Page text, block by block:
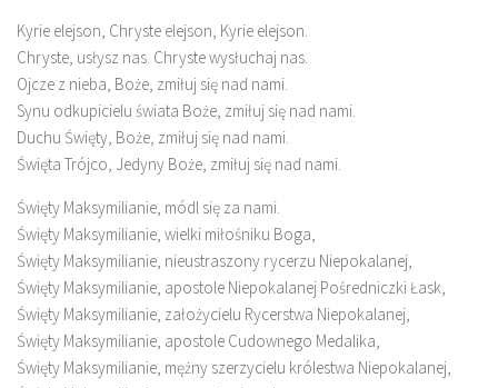
Kyrie elejson, Chryste elejson, Kyrie elejson.
Chryste, usłysz nas. Chryste wysłuchaj nas.
Ojcze z nieba, Boże, zmiłuj się nad nami.
Synu odkupicielu świata Boże, zmiłuj się nad nami.
Duchu Święty, Boże, zmiłuj się nad nami.
Święta Trójco, Jedyny Boże, zmiłuj się nad nami.
Święty Maksymilianie, módl się za nami.
Święty Maksymilianie, wielki miłośniku Boga,
Święty Maksymilianie, nieustraszony rycerzu Niepokalanej,
Święty Maksymilianie, apostole Niepokalanej Pośredniczki Łask,
Święty Maksymilianie, założycielu Rycerstwa Niepokalanej,
Święty Maksymilianie, apostole Cudownego Medalika,
Święty Maksymilianie, mężny szerzycielu królestwa Niepokalanej,